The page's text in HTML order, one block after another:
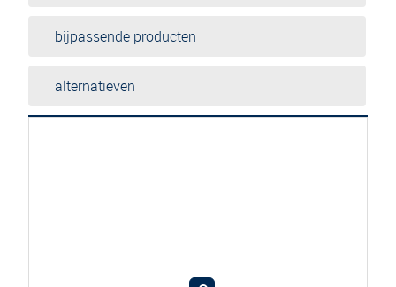
bijpassende producten
alternatieven